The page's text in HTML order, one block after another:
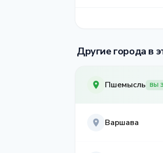
Другие города в
Пшемысль ВЫ
Варшава